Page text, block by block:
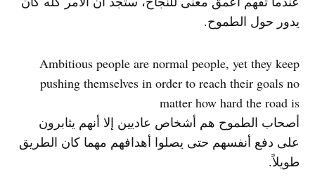
يدور حول الطموح.
Ambitious people are normal people, yet they keep
pushing themselves in order to reach their goals no
matter how hard the road is
أصحاب الطموح هم أشخاص عاديين إلا أنهم يثابرون
على دفع أنفسهم حتى يصلوا أهدافهم مهما كان الطريق
طويلاً.